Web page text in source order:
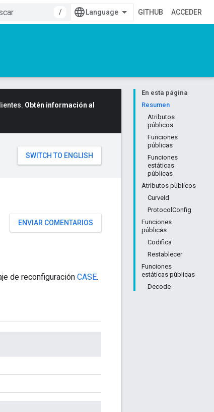
/
GITHUB ACCEDER
En esta página
Resumen
Atributos
públicos
Funciones
públicas
Funciones
estáticas
públicas
Atributos públicos
CurveId
ProtocolConfig
Funciones
públicas
Codifica
Restablecer
Funciones
estáticas públicas
Decode
Obtén información al
ENVIAR COMENTARIOS
de reconfiguración CASE.